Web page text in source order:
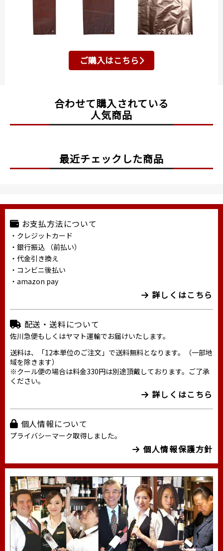
ご購入はこちら
合わせて購入されている
人気商品
最近チェックした商品
お支払方法について
・クレジットカード
・銀行振込 （前払い）
・代金引き換え
・コンビニ後払い
・amazon pay
詳しくはこちら
配送・送料について
佐川急便もしくはヤマト運輸でお届けいたします。
送料は、「12本単位のご注文」で送料無料となります。（一部地
域を除きます）
※クール便の場合は料金330円は別途頂戴しております。ご了承
ください。
詳しくはこちら
個人情報について
プライバシーマーク取得しました。
個人情報保護方針